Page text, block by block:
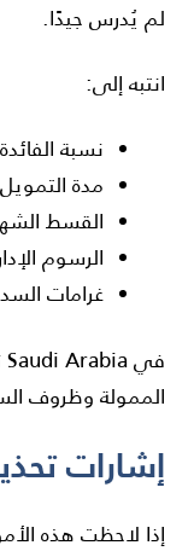
لم يُدرس جيدًا.
انتبه إلى:
نسبة
مدة التمويل
القسط
الرسوم
غرامات
فيSaudi Arabia
الممولة وظروف
إشارات
إذا لاحظت هذه